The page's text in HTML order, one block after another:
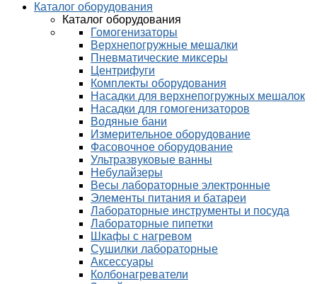
Каталог оборудования
Каталог оборудования
Гомогенизаторы
Верхнепогружные мешалки
Пневматические миксеры
Центрифуги
Комплекты оборудования
Насадки для верхнепогружных мешалок
Насадки для гомогенизаторов
Водяные бани
Измерительное оборудование
Фасовочное оборудование
Ультразвуковые ванны
Небулайзеры
Весы лабораторные электронные
Элементы питания и батареи
Лабораторные инструменты и посуда
Лабораторные пипетки
Шкафы с нагревом
Сушилки лабораторные
Аксессуары
Колбонагреватели